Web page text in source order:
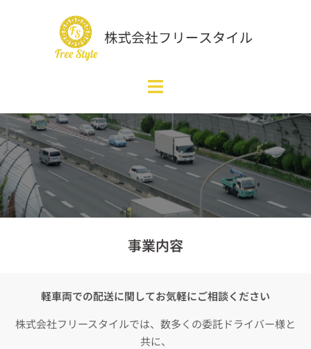
事業内容
軽車両での配送に関してお気軽にご相談ください
株式会社フリースタイルでは、数多くの委託ドライバー様と
共に、